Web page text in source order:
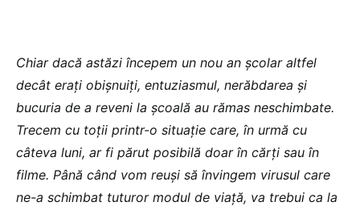
Chiar dacă astăzi începem un nou an școlar altfel
decât erați obișnuiți, entuziasmul, nerăbdarea și
bucuria de a reveni la școală au rămas neschimbate.
Trecem cu toții printr-o situație care, în urmă cu
câteva luni, ar fi părut posibilă doar în cărți sau în
filme. Până când vom reuși să învingem virusul care
ne-a schimbat tuturor modul de viață, va trebui ca la